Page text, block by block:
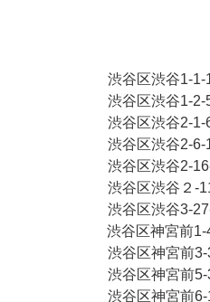
　　　　　　　　渋谷区
　　　　　　　　渋谷区
　　　　　　　　渋谷区
　　　　　　　　渋谷区
　　　　　　　　渋谷区
　　　　　　　　渋谷区
　　　　　　渋谷区渋谷3-
渋谷区神宮前1-
　　　　　　　　渋谷区神
　　　　　　　　渋谷区神
　　　　　　　　渋谷区神